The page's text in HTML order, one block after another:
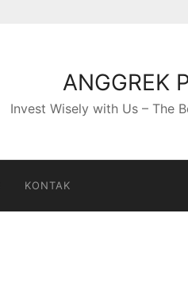
ANGGREK
Invest Wisely with Us – The
KONTAK